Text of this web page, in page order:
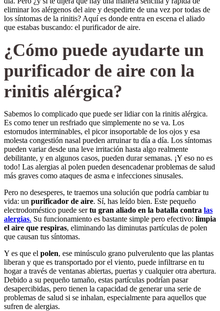
eliminar los alérgenos del aire y despedirte de una vez por todas de
los síntomas de la rinitis? Aquí es donde entra en escena el aliado
que estabas buscando: el purificador de aire.
¿Cómo puede ayudarte un
purificador de aire con la
rinitis alérgica?
Sabemos lo complicado que puede ser lidiar con la rinitis alérgica.
Es como tener un resfriado que simplemente no se va. Los
estornudos interminables, el picor insoportable de los ojos y esa
molesta congestión nasal pueden arruinar tu día a día. Los síntomas
pueden variar desde una leve irritación hasta algo realmente
debilitante, y en algunos casos, pueden durar semanas. ¡Y eso no es
todo! Las alergias al polen pueden desencadenar problemas de salud
más graves como ataques de asma e infecciones sinusales.
Pero no desesperes, te traemos una solución que podría cambiar tu
vida: un purificador de aire. Sí, has leído bien. Este pequeño
electrodoméstico puede sertu gran aliado en la batalla contra las
alergias. Su funcionamiento es bastante simple pero efectivo: limpia
el aire que respiras, eliminando las diminutas partículas de polen
que causan tus síntomas.
Y es que el polen, ese minúsculo grano pulverulento que las plantas
liberan y que es transportado por el viento, puede infiltrarse en tu
hogar a través de ventanas abiertas, puertas y cualquier otra abertura.
Debido a su pequeño tamaño, estas partículas podrían pasar
desapercibidas, pero tienen la capacidad de generar una serie de
problemas de salud si se inhalan, especialmente para aquellos que
sufren de alergias.